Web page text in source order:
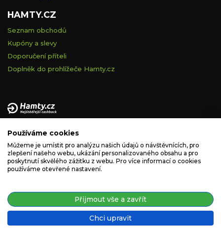
sídlem Na vápence 2885/2a, 130 00 Praha 3, IČ: 05228972,
zapsaná v obchodním rejstříku vedeném Městským soudem v
Praze, spisová značka C 260335.
podpora@hamty.cz
HAMTY.CZ
Seznam obchodů
Kupóny a slevy
Doporučení příteli
Doplněk do prohlížeče Hamty.cz
Používáme cookies
Můžeme je umístit pro analýzu našich údajů o návštěvnících, pro
zlepšení našeho webu, ukázání personalizovaného obsahu a pro
poskytnutí skvělého zážitku z webu. Pro více informací o cookies
používáme otevřené nastavení.
Přijmout vše a zavřít
Chci upravit